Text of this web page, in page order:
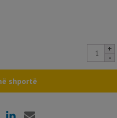
Product
Sample
-
Lotion
shportë